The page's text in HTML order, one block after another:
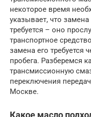
некоторое время
указывает, что
требуется – оно
транспортное
замена его требуется
пробега. Разберемся
трансмиссионную
переключения
Москве.
Какое масло